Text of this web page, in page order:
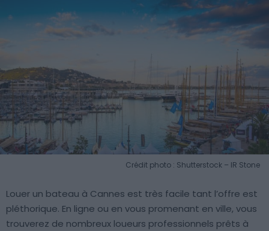
Crédit photo : Shutterstock – IR Stone
Louer un bateau à Cannes est très facile tant l’offre est
pléthorique. En ligne ou en vous promenant en ville, vous
trouverez de nombreux loueurs professionnels prêts à